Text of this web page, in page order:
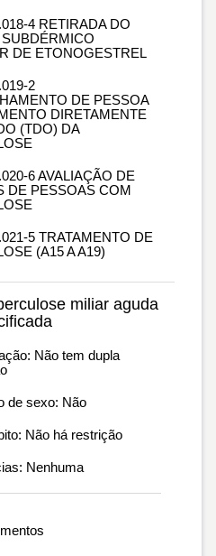
4 RETIRADA DO
DE ETONOGESTREL
2
DE PESSOA
DIRETAMENTE
(TDO) DA
6 AVALIAÇÃO DE
DE PESSOAS COM
5 TRATAMENTO DE
(A15 A A19)
miliar aguda
Não tem dupla
de sexo: Não
Não há restrição
Nenhuma